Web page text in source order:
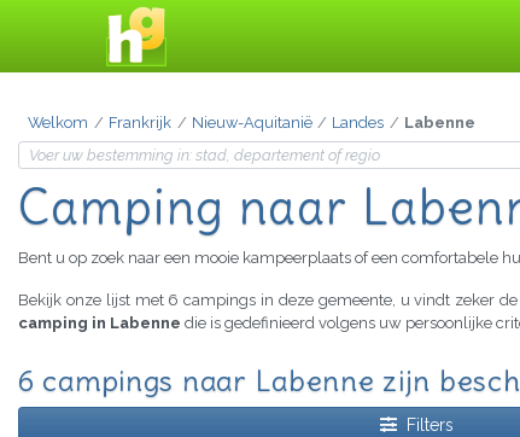
Welkom Frankrijk Nieuw-Aquitanië Landes Labenne
Camping naar
Bent u op zoek naar een mooie kampeerplaats of een comfortabele
Bekijk onze lijst met 6 campings in deze gemeente, u vindt zeker
camping in Labenne die is gedefinieerd volgens uw persoonlijke
6 campings naar Labenne zijn
Filters